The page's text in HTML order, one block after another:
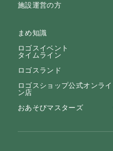
施設運営の方
まめ知識
ロゴスイベント
タイムライン
ロゴスランド
ロゴスショップ公式オンライ
ン店
おあそびマスターズ